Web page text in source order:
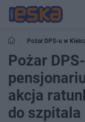
Pożar DPS-u w
ratunkowa! Policjant trafił
Pożar
akcja
do szpitala